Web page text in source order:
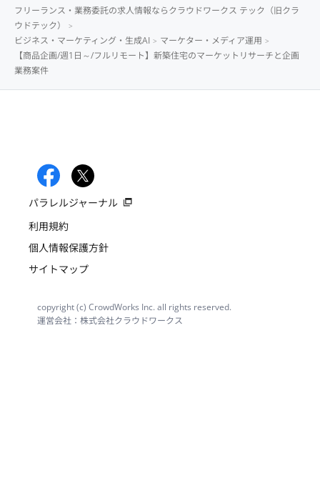
フリーランス・業務委託の求人情報ならクラウドワークス テック（旧クラ
ウドテック）
ビジネス・マーケティング・生成AI
マーケター・メディア運用
【商品企画/週1日～/フルリモート】新築住宅のマーケットリサーチと企画
業務案件
パラレルジャーナル
利用規約
個人情報保護方針
サイトマップ
copyright (c) CrowdWorks Inc. all rights reserved.
運営会社：株式会社クラウドワークス